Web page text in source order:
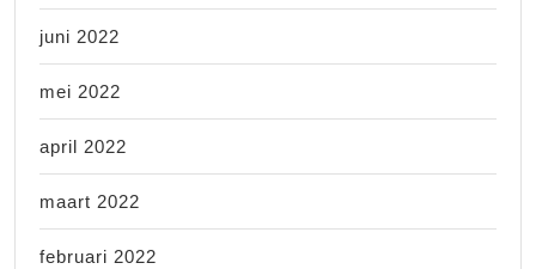
juni 2022
mei 2022
april 2022
maart 2022
februari 2022